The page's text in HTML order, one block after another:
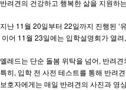
반려견의 건강하고 행복한 삶을 지원하
지난 11월 20일부터 22일까지 진행된 ‘
이어 11월 23일에는 입학설명회가 열
옐레드는 단순 돌봄 위탁을 넘어, 반려
특히, 입학 전 사전 테스트를 통해 반려
보호자에게는 매일 반려견의 사진과 영